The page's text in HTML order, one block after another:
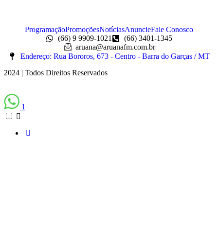
ProgramaçãoPromoçõesNotíciasAnuncieFale Conosco
(66) 9 9909-1021
(66) 3401-1345
aruana@aruanafm.com.br
Endereço: Rua Bororos, 673 - Centro - Barra do Garças / MT
2024 | Todos Direitos Reservados
1